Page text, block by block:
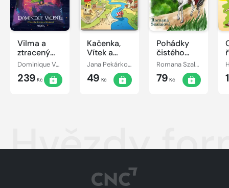
Vilma a
ztracený
den
Dominique Valente
239 Kč
Kačenka,
Vítek a
jejich
pohádkové
dobrodružství
Jana Pekárková
49 Kč
Pohádky
čistého
srdce
Romana Szalaiová
79 Kč
Hvězdy